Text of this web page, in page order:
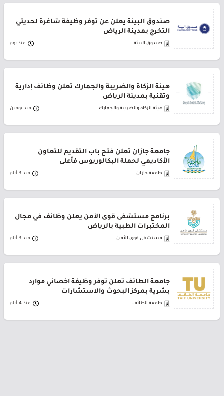
صندوق البيئة يعلن عن توفر وظيفة شاغرة لحديثي
التخرج بمدينة الرياض
صندوق البيئة منذ يوم
هيئة الزكاة والضريبة والجمارك تعلن وظائف إدارية
وتقنية بمدينة الرياض
هيئة الزكاة والضريبة والجمارك منذ يومين
جامعة جازان تعلن فتح باب التقديم للتعاون
الأكاديمي لحملة البكالوريوس فأعلى
جامعة جازان منذ 3 أيام
برنامج مستشفى قوى الأمن يعلن وظائف في مجال
المختبرات الطبية بالرياض
مستشفى قوى الأمن منذ 3 أيام
جامعة الطائف تعلن توفر وظيفة أخصائي موارد
بشرية بمركز البحوث والاستشارات
جامعة الطائف منذ 4 أيام